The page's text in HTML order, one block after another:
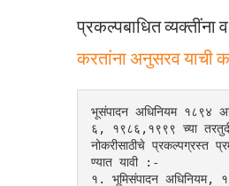
प्रकल्पबाधित व्यक्तींना
करतांना अनुसरव याची
भूसंपादन अधिनियम १८९४
६, १९८६,१९९९ च्या तरतुदी
नोकरीसाठीचे प्रकल्पग्रस्त
ण्यात यावी :-
१. भूमिसंपादन अधिनियम,